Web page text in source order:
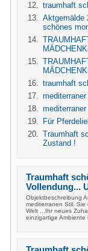
traumhaft
Aktgemälde
schönes
traumhaft
Für
Traumhaft
Zustand !
Traumhaft
Vollendung...
Objektbeschreibung
mediterranen Stil.
Welt ...Ihr neues
einzigartige Ambiente